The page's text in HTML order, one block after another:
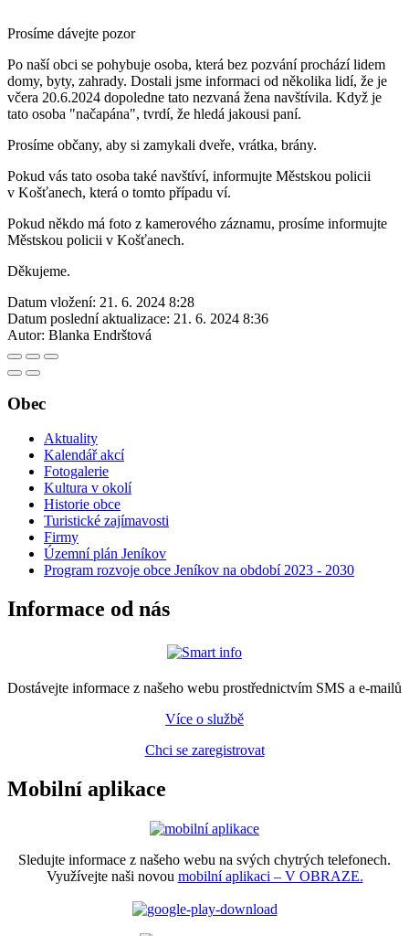
Prosíme dávejte pozor
Po naší obci se pohybuje osoba, která bez pozvání prochází lidem
domy, byty, zahrady. Dostali jsme informaci od několika lidí, že je
včera 20.6.2024 dopoledne tato nezvaná žena navštívila. Když je
tato osoba "načapána", tvrdí, že hledá jakousi paní.
Prosíme občany, aby si zamykali dveře, vrátka, brány.
Pokud vás tato osoba také navštíví, informujte Městskou policii
v Košťanech, která o tomto případu ví.
Pokud někdo má foto z kamerového záznamu, prosíme informujte
Městskou policii v Košťanech.
Děkujeme.
Datum vložení: 21. 6. 2024 8:28
Datum poslední aktualizace: 21. 6. 2024 8:36
Autor: Blanka Endrštová
Obec
Aktuality
Kalendář akcí
Fotogalerie
Kultura v okolí
Historie obce
Turistické zajímavosti
Firmy
Územní plán Jeníkov
Program rozvoje obce Jeníkov na období 2023 - 2030
Informace od nás
Dostávejte informace z našeho webu prostřednictvím SMS a e-mailů
Více o službě
Chci se zaregistrovat
Mobilní aplikace
Sledujte informace z našeho webu na svých chytrých telefonech.
Využívejte naši novou mobilní aplikaci – V OBRAZE.